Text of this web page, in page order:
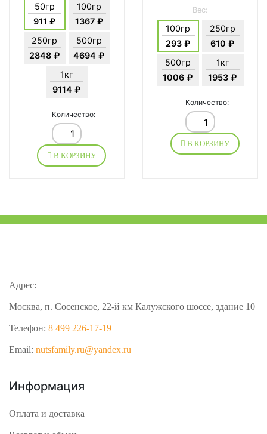
50гр
911 ₽
100гр
1367 ₽
250гр
2848 ₽
500гр
4694 ₽
1кг
9114 ₽
Количество:
В КОРЗИНУ
Вес:
100гр
293 ₽
250гр
610 ₽
500гр
1006 ₽
1кг
1953 ₽
Количество:
В КОРЗИНУ
Адрес:
Москва, п. Сосенское, 22-й км Калужского шоссе, здание 10
Телефон: 8 499 226-17-19
Email: nutsfamily.ru@yandex.ru
Информация
Оплата и доставка